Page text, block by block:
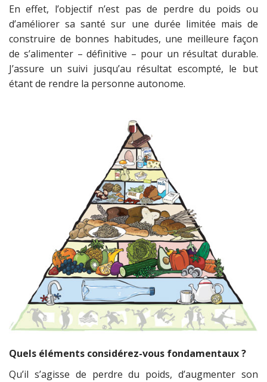
En effet, l’objectif n’est pas de perdre du poids ou
d’améliorer sa santé sur une durée limitée mais de
construire de bonnes habitudes, une meilleure façon
de s’alimenter – définitive – pour un résultat durable.
J’assure un suivi jusqu’au résultat escompté, le but
étant de rendre la personne autonome.
Quels éléments considérez-vous fondamentaux ?
Qu’il s’agisse de perdre du poids, d’augmenter son